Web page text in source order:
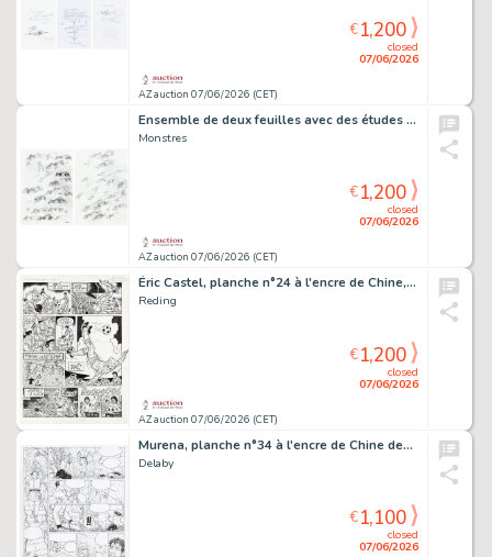
AZ auction 07/06/2026 (CET)
closed
07/06/2026
€1,200
Ensemble de deux feuilles avec des études à la…
Monstres
AZ auction 07/06/2026 (CET)
closed
07/06/2026
€1,200
Éric Castel, planche n°24 à l'encre de Chine,…
Reding
AZ auction 07/06/2026 (CET)
closed
07/06/2026
€1,200
Murena, planche n°34 à l'encre de Chine de…
Delaby
closed
07/06/2026
€1,100